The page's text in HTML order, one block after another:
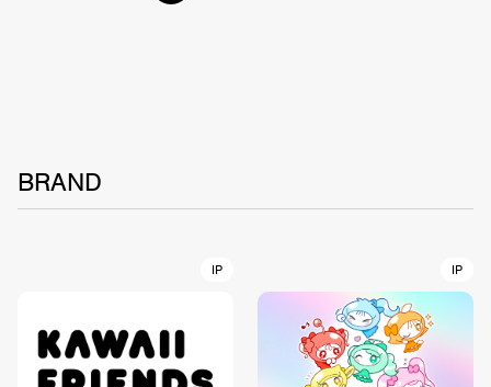
BRAND
IP IP